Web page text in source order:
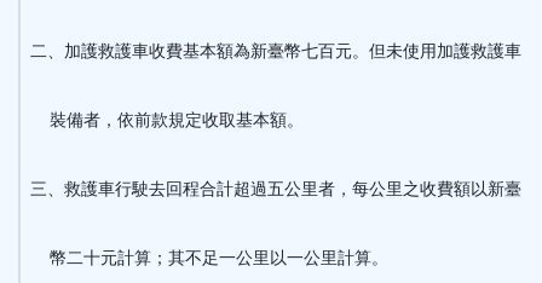
二、加護救護車收費基本額為新臺幣七百元。但未使用加護救護車
裝備者，依前款規定收取基本額。
三、救護車行駛去回程合計超過五公里者，每公里之收費額以新臺
幣二十元計算；其不足一公里以一公里計算。